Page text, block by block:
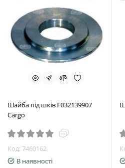
Шайба під шків F032139907
Cargo
Код: 7460162
В наявності